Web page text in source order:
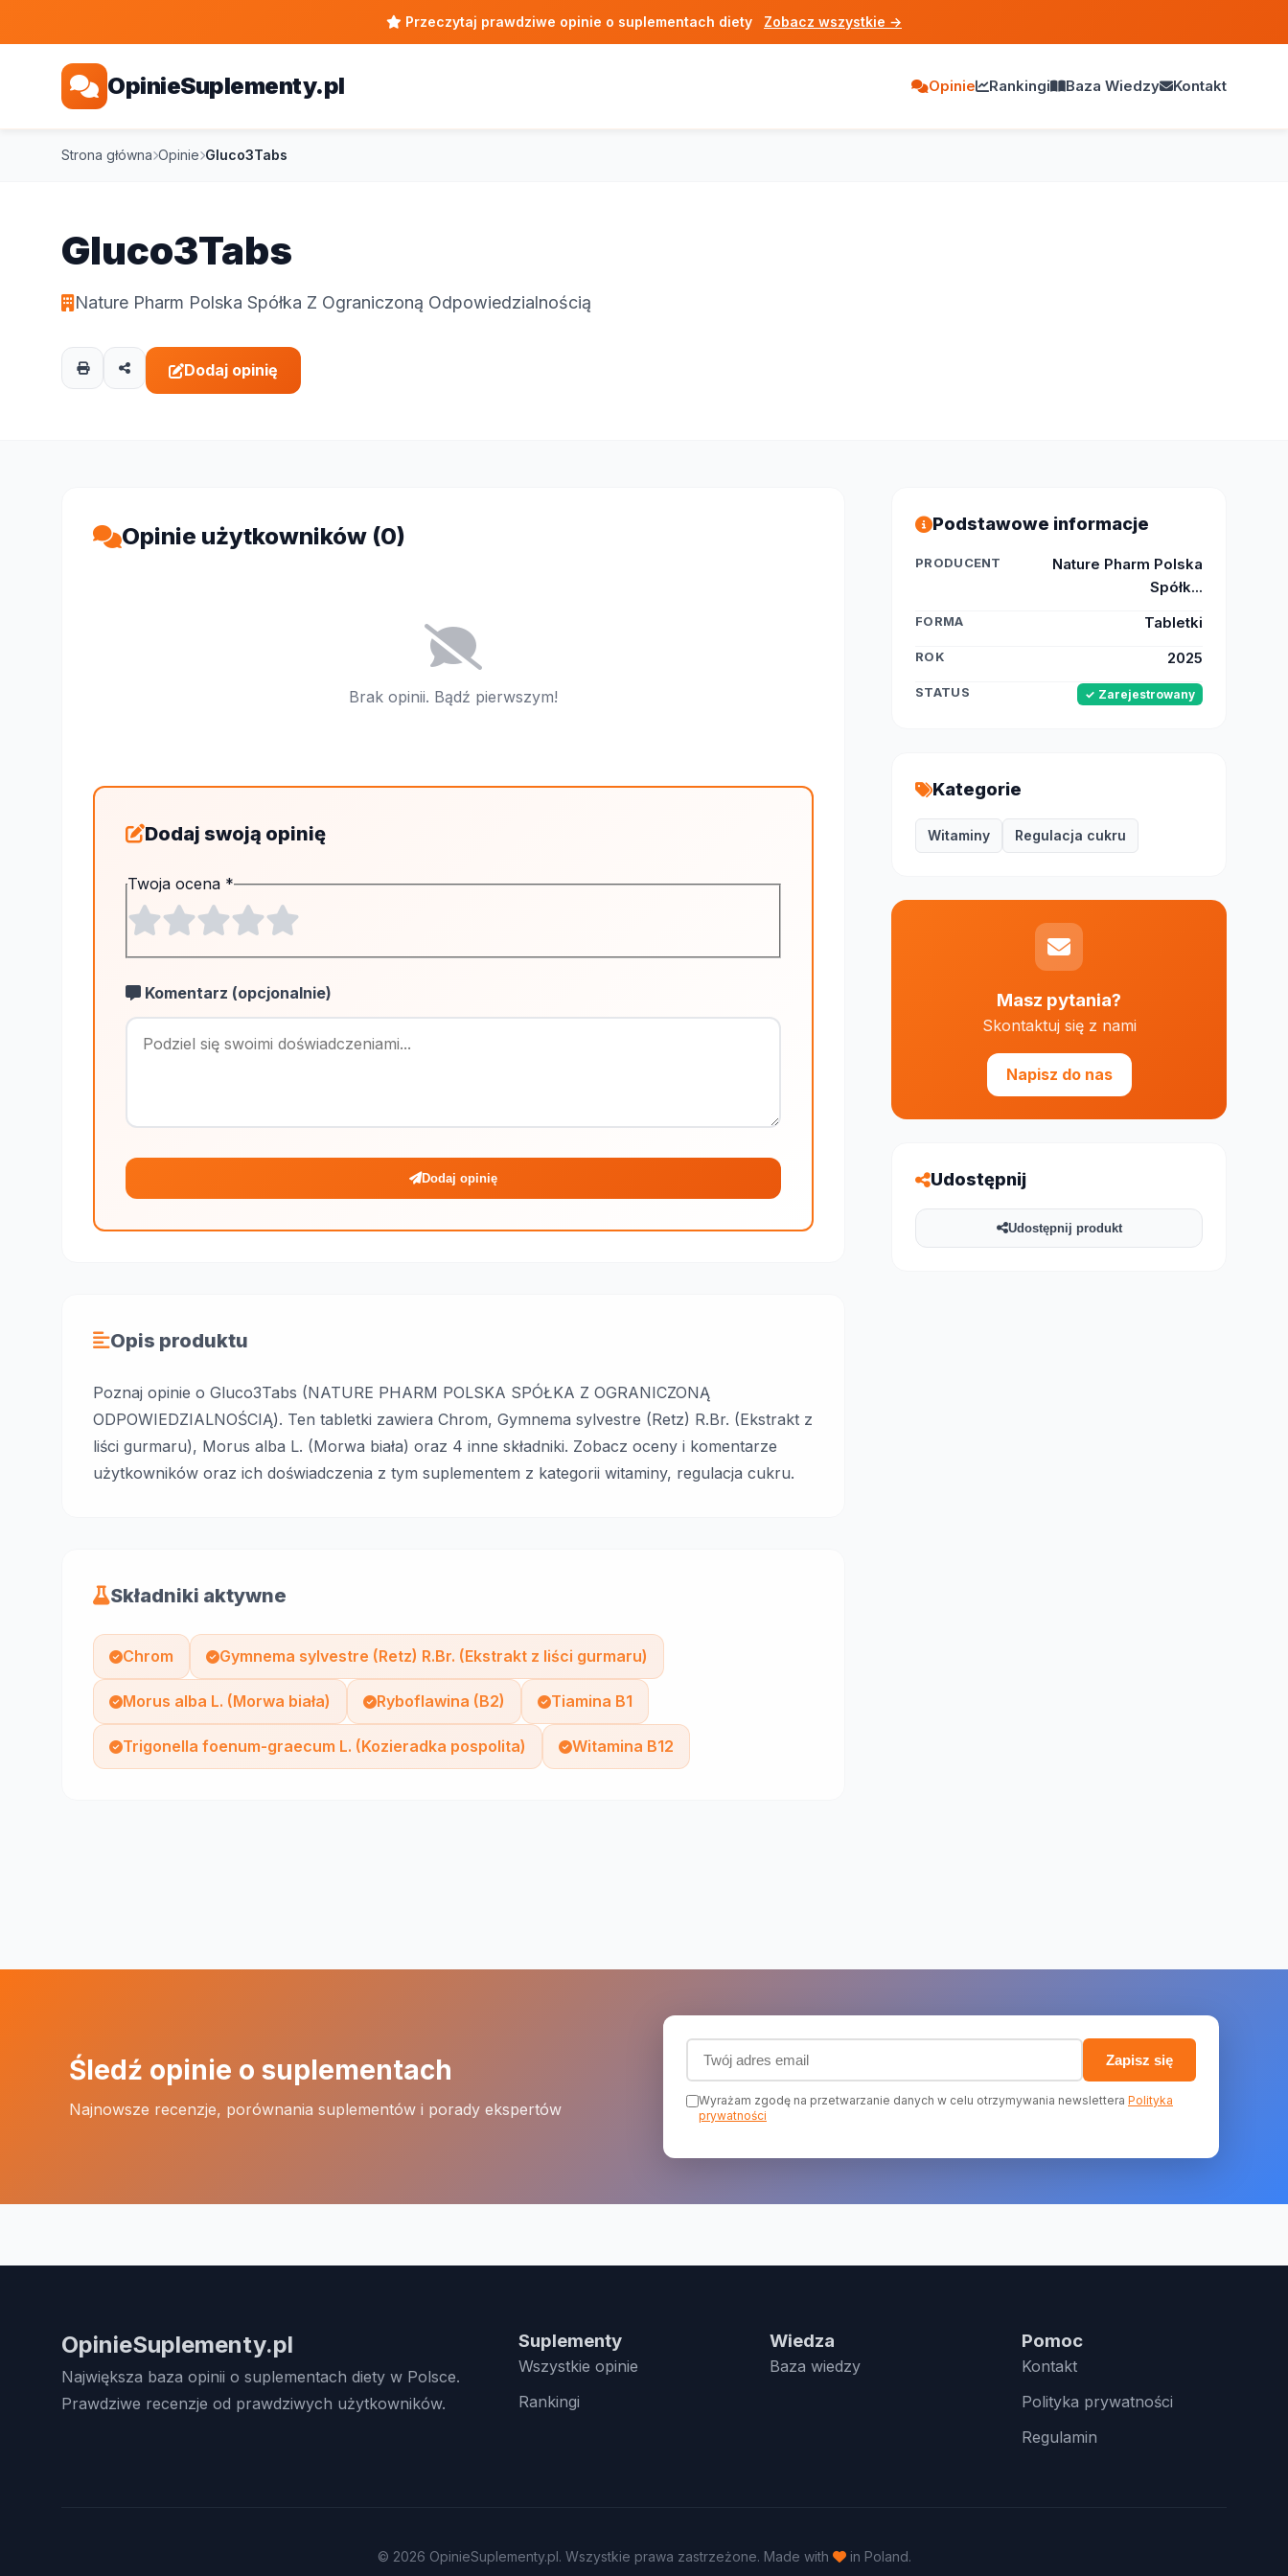
Przeczytaj prawdziwe opinie o suplementach diety Zobacz wszystkie →
OpinieSuplementy.pl Opinie Rankingi Baza Wiedzy Kontakt
Strona główna Opinie Gluco3Tabs
Gluco3Tabs
Nature Pharm Polska Spółka Z Ograniczoną Odpowiedzialnością
Dodaj opinię
Opinie użytkowników (0)
Brak opinii. Bądź pierwszym!
Dodaj swoją opinię
Twoja ocena *
Komentarz (opcjonalnie)
Maksymalnie 1000 znaków
Dodaj opinię
Opis produktu
Poznaj opinie o Gluco3Tabs (NATURE PHARM POLSKA SPÓŁKA Z OGRANICZONĄ
ODPOWIEDZIALNOŚCIĄ). Ten tabletki zawiera Chrom, Gymnema sylvestre (Retz) R.Br. (Ekstrakt z
liści gurmaru), Morus alba L. (Morwa biała) oraz 4 inne składniki. Zobacz oceny i komentarze
użytkowników oraz ich doświadczenia z tym suplementem z kategorii witaminy, regulacja cukru.
Składniki aktywne
Chrom Gymnema sylvestre (Retz) R.Br. (Ekstrakt z liści gurmaru)
Morus alba L. (Morwa biała) Ryboflawina (B2) Tiamina B1
Trigonella foenum-graecum L. (Kozieradka pospolita) Witamina B12
Podstawowe informacje
PRODUCENT
Nature Pharm Polska
Spółk...
FORMA Tabletki
ROK 2025
STATUS ✓ Zarejestrowany
Kategorie
Witaminy Regulacja cukru
Masz pytania?
Skontaktuj się z nami
Napisz do nas
Udostępnij
Udostępnij produkt
Śledź opinie o suplementach
Najnowsze recenzje, porównania suplementów i porady ekspertów
Adres email (wymagany)
Zapisz się
Wyrażam zgodę na przetwarzanie danych w celu otrzymywania newslettera Polityka
prywatności
OpinieSuplementy.pl
Największa baza opinii o suplementach diety w Polsce.
Prawdziwe recenzje od prawdziwych użytkowników.
Suplementy
Wszystkie opinie
Rankingi
Wiedza
Baza wiedzy
Pomoc
Kontakt
Polityka prywatności
Regulamin
© 2026 OpinieSuplementy.pl. Wszystkie prawa zastrzeżone. Made with in Poland.